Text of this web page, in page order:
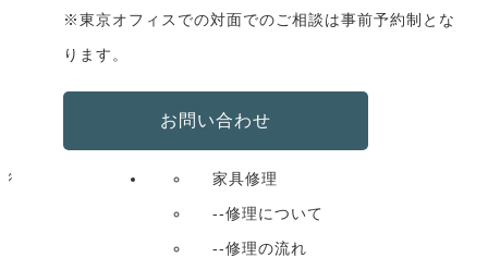
※東京オフィスでの対面でのご相談は事前予約制とな
ります。
お問い合わせ
家具修理
--修理について
--修理の流れ